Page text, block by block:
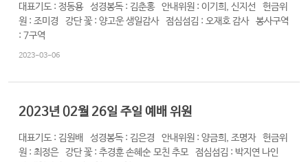
양
육
프
로
뮤
니
대표기도 : 정동용 성경봉독 : 김춘홍 안내위원 : 이기희, 신지선 헌금위
원 : 조미경 강단 꽃 : 양고운 생일감사 점심섬김 : 오재호 감사 봉사구역
: 7구역
2023-03-06
2023년 02월 26일 주일 예배 위원
대표기도 : 김원배 성경봉독 : 김은경 안내위원 : 양금희, 조명자 헌금위
원 : 최정은 강단 꽃 : 추경훈 손혜순 모친 추모 점심섬김 : 박지연 나인